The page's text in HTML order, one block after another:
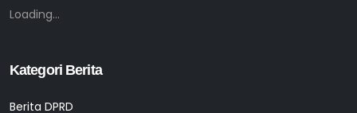
Loading...
Kategori Berita
Berita DPRD